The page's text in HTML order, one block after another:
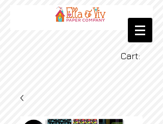
Cart: